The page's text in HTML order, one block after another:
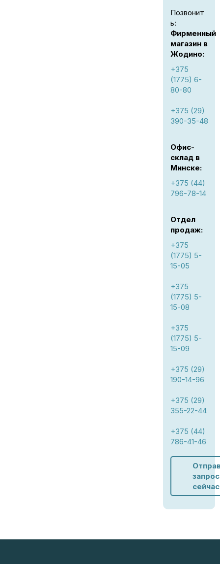
Позвонит
ь:
Фирменный
магазин в
Жодино:
+375
(1775) 6-
80-80
+375 (29)
390-35-48
Офис-
склад в
Минске:
+375 (44)
796-78-14
Отдел
продаж:
+375
(1775) 5-
15-05
+375
(1775) 5-
15-08
+375
(1775) 5-
15-09
+375 (29)
190-14-96
+375 (29)
355-22-44
+375 (44)
786-41-46
запрос
сейчас